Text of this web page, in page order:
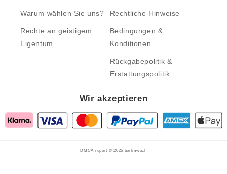
Warum wählen Sie uns?
Rechte an geistigem
Eigentum
Rechtliche Hinweise
Bedingungen &
Konditionen
Rückgabepolitik &
Erstattungspolitik
Wir akzeptieren
DMCA report © 2026 berlinwoch